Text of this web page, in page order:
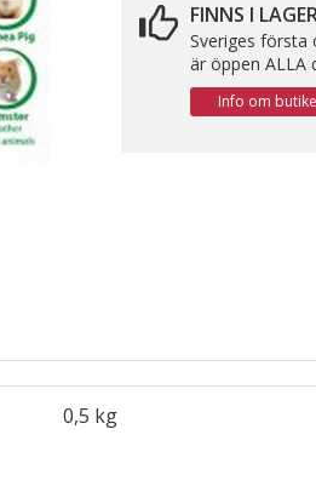
FINNS I
Sveriges första
är öppen ALLA
Info om
0,5 kg